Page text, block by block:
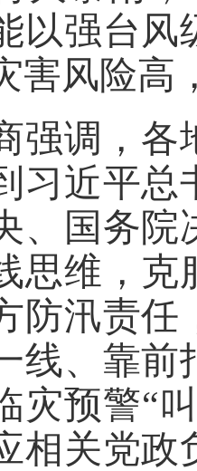
以强台
害风险
强调，各
习近平总
、国务院
思维，克
防汛责任
线、靠前
灾预警“
相关党政